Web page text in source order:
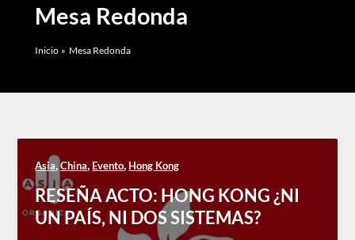
Mesa Redonda
Inicio Mesa Redonda
Asia,China, Evento, Hong Kong
RESEÑA ACTO: HONG KONG ¿NI
UN PAÍS, NI DOS SISTEMAS?